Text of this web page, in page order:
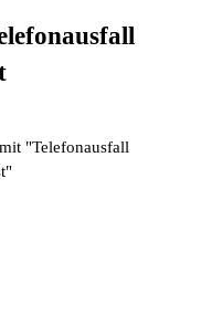
"Telefonausfall